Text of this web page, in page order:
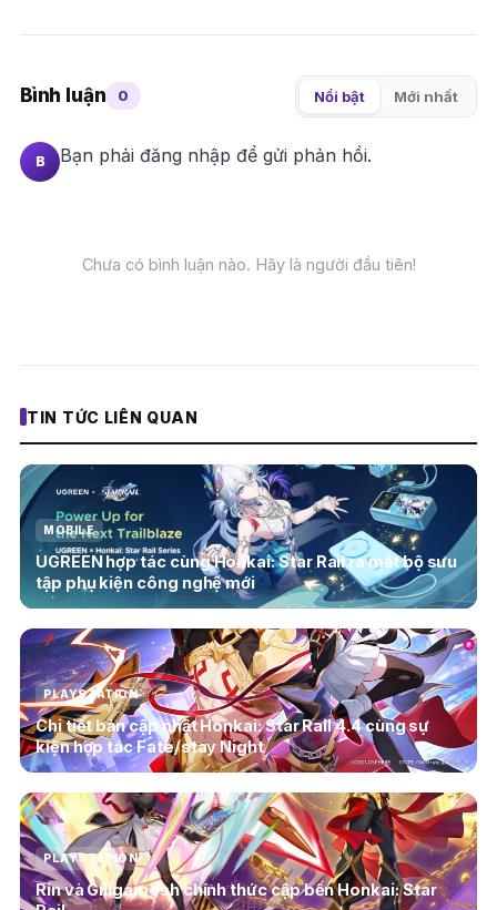
Bình luận 0 Nổi bật Mới nhất
B Bạn phải đăng nhập để gửi phản hồi.
Chưa có bình luận nào. Hãy là người đầu tiên!
TIN TỨC LIÊN QUAN
MOBILE
UGREEN hợp tác cùng Honkai: Star Rail ra mắt bộ sưu
tập phụ kiện công nghệ mới
PLAYSTATION
Chi tiết bản cập nhật Honkai: Star Rail 4.4 cùng sự
kiện hợp tác Fate/stay Night
PLAYSTATION
Rin và Gillgamesh chính thức cập bến Honkai: Star